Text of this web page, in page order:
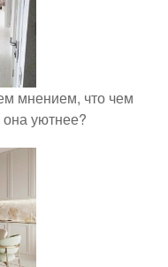
мнением, что чем
она уютнее?